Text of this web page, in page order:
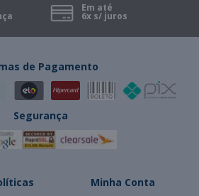
Em até
6x s/ juros
de Pagamento
Segurança
Minha Conta